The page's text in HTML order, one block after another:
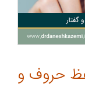
حروف و